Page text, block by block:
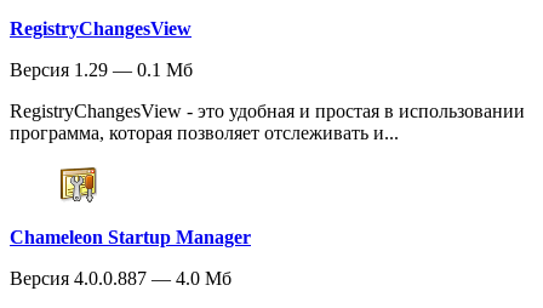
RegistryChangesView
Версия 1.29 — 0.1 Мб
RegistryChangesView - это удобная и простая в использовании
программа, которая позволяет отслеживать и...
Chameleon Startup Manager
Версия 4.0.0.887 — 4.0 Мб